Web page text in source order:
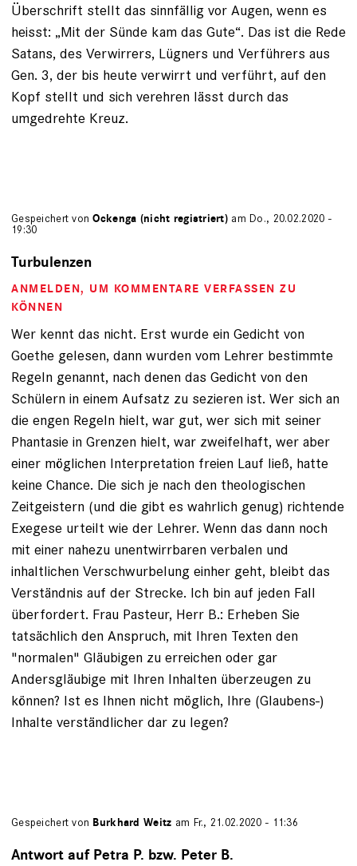
Überschrift stellt das sinnfällig vor Augen, wenn es
heisst: „Mit der Sünde kam das Gute“. Das ist die Rede
Satans, des Verwirrers, Lügners und Verführers aus
Gen. 3, der bis heute verwirrt und verführt, auf den
Kopf stellt und sich verehren lässt durch das
umgedrehte Kreuz.
Gespeichert vonOckenga (nicht registriert) am Do., 20.02.2020 -
19:30
Turbulenzen
ANMELDEN, UM KOMMENTARE VERFASSEN ZU
KÖNNEN
Wer kennt das nicht. Erst wurde ein Gedicht von
Goethe gelesen, dann wurden vom Lehrer bestimmte
Regeln genannt, nach denen das Gedicht von den
Schülern in einem Aufsatz zu sezieren ist. Wer sich an
die engen Regeln hielt, war gut, wer sich mit seiner
Phantasie in Grenzen hielt, war zweifelhaft, wer aber
einer möglichen Interpretation freien Lauf ließ, hatte
keine Chance. Die sich je nach den theologischen
Zeitgeistern (und die gibt es wahrlich genug) richtende
Exegese urteilt wie der Lehrer. Wenn das dann noch
mit einer nahezu unentwirrbaren verbalen und
inhaltlichen Verschwurbelung einher geht, bleibt das
Verständnis auf der Strecke. Ich bin auf jeden Fall
überfordert. Frau Pasteur, Herr B.: Erheben Sie
tatsächlich den Anspruch, mit Ihren Texten den
"normalen" Gläubigen zu erreichen oder gar
Andersgläubige mit Ihren Inhalten überzeugen zu
können? Ist es Ihnen nicht möglich, Ihre (Glaubens-)
Inhalte verständlicher dar zu legen?
Gespeichert von Burkhard Weitz am Fr., 21.02.2020 - 11:36
Antwort auf Petra P. bzw. Peter B.